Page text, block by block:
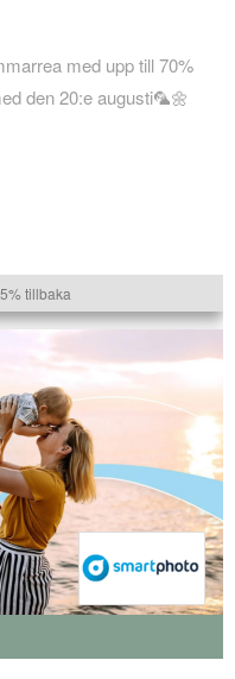
med upp till 70%
den 20:e augusti🦜🌼
tillbaka